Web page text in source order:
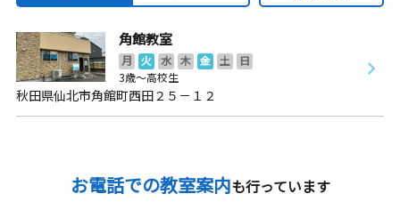
角館教室
月 火 水 木 金 土
日
3歳～高校生
秋田県仙北市角館町西田２５－１２
お電話での教室案内も行っています